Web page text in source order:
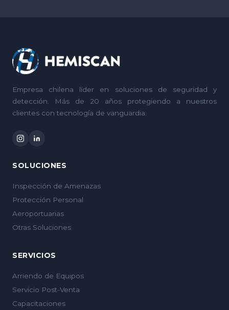
Empresa chilena líder en soluciones de seguridad y
detección. Más de 20 años protegiendo a nuestros
clientes con tecnología de vanguardia.
SOLUCIONES
Inspección de Amenazas
Protección Personal
Aeroportuarias
Otras Soluciones
SERVICIOS
Arriendo de Equipos
Servicio Post-Venta
Capacitaciones